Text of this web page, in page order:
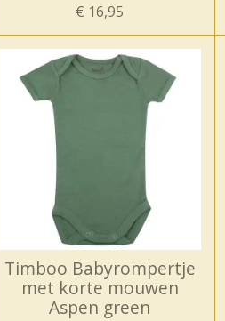
€ 16,95
Timboo Babyrompertje
met korte mouwen
Aspen green